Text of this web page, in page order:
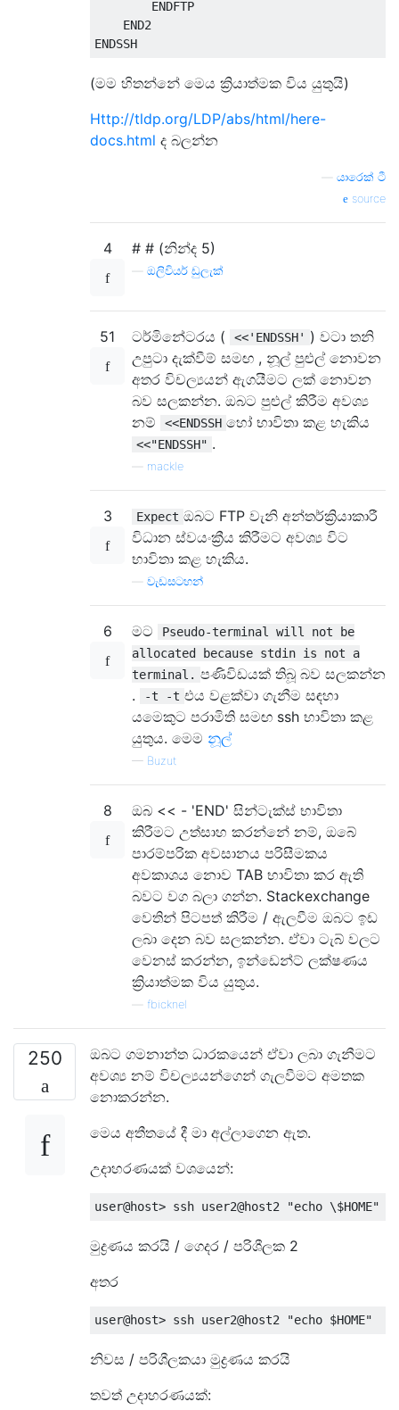
        ENDFTP
    END2
ENDSSH
(මම හිතන්නේ මෙය ක්‍රියාත්මක විය යුතුයි)
Http://tldp.org/LDP/abs/html/here-
docs.html ද බලන්න
යාරෙක් ටී
source
4 # # (නින්ද 5)
ඔලිවියර් ඩුලැක්
51 ටර්මිනේටරය ( <<'ENDSSH' ) වටා තනි
උපුටා දැක්වීම් සමඟ , නූල් පුළුල් නොවන
අතර විචල්‍යයන් ඇගයීමට ලක් නොවන
බව සලකන්න. ඔබට පුළුල් කිරීම අවශ්‍ය
නම්
<<ENDSSH හෝ භාවිතා කළ හැකිය
<<"ENDSSH" .
mackle
3 Expect ඔබට FTP වැනි අන්තර්ක්‍රියාකාරී
විධාන ස්වයංක්‍රීය කිරීමට අවශ්‍ය විට
භාවිතා කළ හැකිය.
වැඩසටහන්
6 මට
Pseudo-terminal will not be
allocated because stdin is not a
terminal. පණිවිඩයක් තිබූ බව සලකන්න
.
-t -t එය වළක්වා ගැනීම සඳහා
යමෙකුට පරාමිති සමඟ ssh භාවිතා කළ
යුතුය. මෙම නූල්
— Buzut
8
ඔබ << - 'END' සින්ටැක්ස් භාවිතා
කිරීමට උත්සාහ කරන්නේ නම්, ඔබේ
පාරම්පරික අවසානය පරිසීමකය
අවකාශය නොව TAB භාවිතා කර ඇති
බවට වග බලා ගන්න. Stackexchange
වෙතින් පිටපත් කිරීම / ඇලවීම ඔබට ඉඩ
ලබා දෙන බව සලකන්න. ඒවා ටැබ් වලට
වෙනස් කරන්න, ඉන්ඩෙන්ට් ලක්ෂණය
ක්‍රියාත්මක විය යුතුය.
fbicknel
250
ඔබට ගමනාන්ත ධාරකයෙන් ඒවා ලබා ගැනීමට
අවශ්‍ය නම් විචල්‍යයන්ගෙන් ගැලවීමට අමතක
නොකරන්න.
මෙය අතීතයේ දී මා අල්ලාගෙන ඇත.
උදාහරණයක් වශයෙන්:
user@host> ssh user2@host2 "echo \$HOME"
මුද්‍රණය කරයි / ගෙදර / පරිශීලක 2
අතර
user@host> ssh user2@host2 "echo $HOME"
නිවස / පරිශීලකයා මුද්‍රණය කරයි
තවත් උදාහරණයක්: